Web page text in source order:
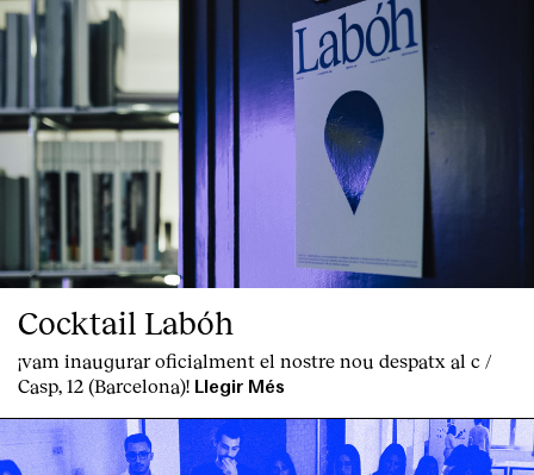
Cocktail Labóh
¡vam inaugurar oficialment el nostre nou despatx al c /
Casp, 12 (Barcelona)! Llegir Més